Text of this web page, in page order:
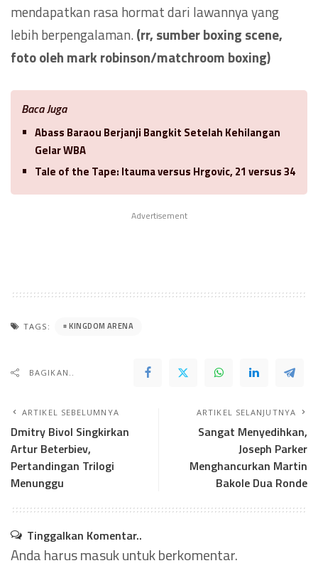
mendapatkan rasa hormat dari lawannya yang
lebih berpengalaman.(rr, sumber boxing scene,
foto oleh mark robinson/matchroom boxing)
Baca Juga
Abass Baraou Berjanji Bangkit Setelah Kehilangan
Gelar WBA
Tale of the Tape: Itauma versus Hrgovic, 21 versus 34
Advertisement
TAGS: KINGDOM ARENA
BAGIKAN..
ARTIKEL SEBELUMNYA
Dmitry Bivol Singkirkan
Artur Beterbiev,
Pertandingan Trilogi
Menunggu
ARTIKEL SELANJUTNYA
Sangat Menyedihkan,
Joseph Parker
Menghancurkan Martin
Bakole Dua Ronde
Tinggalkan Komentar..
Anda harusmasukuntuk berkomentar.